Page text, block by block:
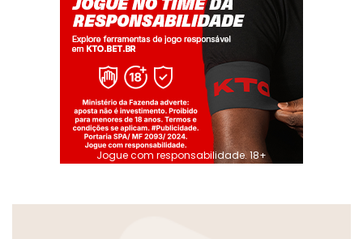
Jogue com responsabilidade. 18+